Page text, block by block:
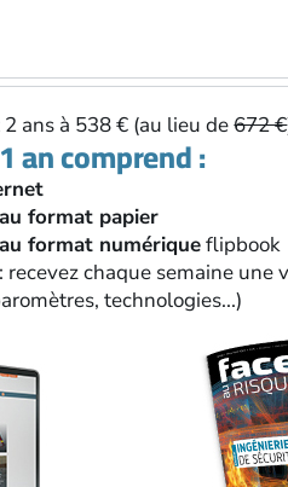
2 ans à 538 € (au lieu de672 €
an comprend :
format papier
format numériqueflipbook
: recevez chaque semaine
technologies...)